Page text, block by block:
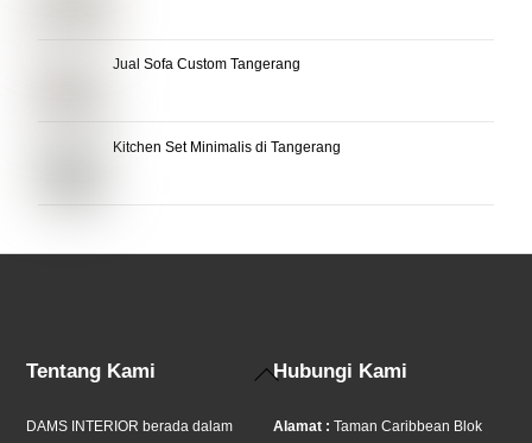
Jual Sofa Custom Tangerang
Kitchen Set Minimalis di Tangerang
Back
Tentang Kami
DAMS INTERIOR berada dalam
Hubungi Kami
Alamat : Taman Caribbean Blok